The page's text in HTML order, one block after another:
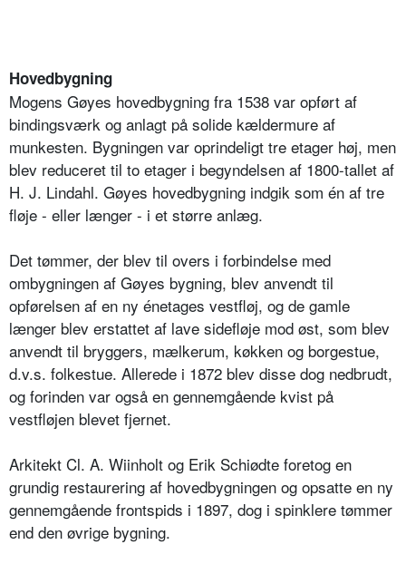
Hovedbygning
Mogens Gøyes hovedbygning fra 1538 var opført af
bindingsværk og anlagt på solide kældermure af
munkesten. Bygningen var oprindeligt tre etager høj, men
blev reduceret til to etager i begyndelsen af 1800-tallet af
H. J. Lindahl. Gøyes hovedbygning indgik som én af tre
fløje - eller længer - i et større anlæg.
Det tømmer, der blev til overs i forbindelse med
ombygningen af Gøyes bygning, blev anvendt til
opførelsen af en ny énetages vestfløj, og de gamle
længer blev erstattet af lave sidefløje mod øst, som blev
anvendt til bryggers, mælkerum, køkken og borgestue,
d.v.s. folkestue. Allerede i 1872 blev disse dog nedbrudt,
og forinden var også en gennemgående kvist på
vestfløjen blevet fjernet.
Arkitekt Cl. A. Wiinholt og Erik Schiødte foretog en
grundig restaurering af hovedbygningen og opsatte en ny
gennemgående frontspids i 1897, dog i spinklere tømmer
end den øvrige bygning.